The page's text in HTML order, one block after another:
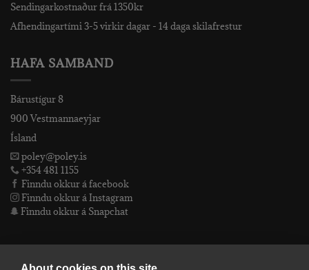
Sendingarkostnaður frá 1350kr
Afhendingartími 3-5 virkir dagar - 14 daga skilafrestur
HAFA SAMBAND
Bárustígur 8
900 Vestmannaeyjar
Ísland
poley@poley.is
+354 481 1155
Finndu okkur á facebook
Finndu okkur á Instagram
Finndu okkur á Snapchat